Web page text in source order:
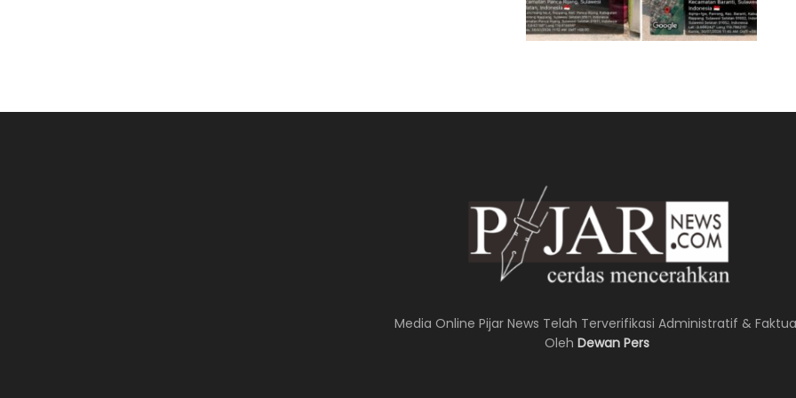
Media Online Pijar News Telah Terverifikasi Administratif &
Oleh Dewan Pers